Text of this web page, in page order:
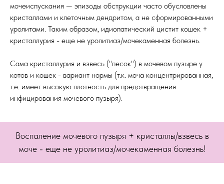
мочеиспускания — эпизоды обструкции часто обусловлены
кристаллами и клеточным дендритом, а не сформированными
уролитами. Таким образом, идиопатический цистит кошек +
кристаллурия - еще не уролитиаз/мочекаменная болезнь.
Сама кристаллурия и взвесь ("песок") в мочевом пузыре у
котов и кошек - вариант нормы (т.к. моча концентрированная,
т.е. имеет высокую плотность для предотвращения
инфицирования мочевого пузыря).
Воспаление мочевого пузыря + кристаллы/взвесь в
моче - еще не уролитиаз/мочекаменная болезнь!